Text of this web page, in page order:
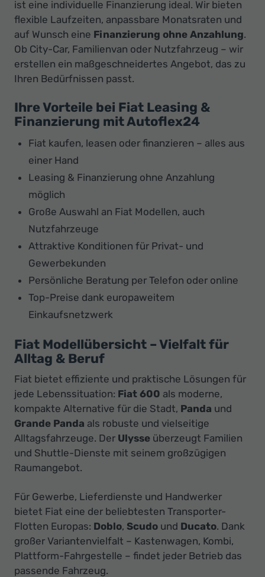
ist eine individuelle Finanzierung ideal. Wir bieten
flexible Laufzeiten, anpassbare Monatsraten und
auf Wunsch eine Finanzierung ohne Anzahlung.
Ob City-Car, Familienvan oder Nutzfahrzeug – wir
erstellen ein maßgeschneidertes Angebot, das zu
Ihren Bedürfnissen passt.
Ihre Vorteile bei Fiat Leasing &
Finanzierung mit Autoflex24
Fiat kaufen, leasen oder finanzieren – alles aus
einer Hand
Leasing & Finanzierung ohne Anzahlung
möglich
Große Auswahl an Fiat Modellen, auch
Nutzfahrzeuge
Attraktive Konditionen für Privat- und
Gewerbekunden
Persönliche Beratung per Telefon oder online
Top-Preise dank europaweitem
Einkaufsnetzwerk
Fiat Modellübersicht – Vielfalt für
Alltag & Beruf
Fiat bietet effiziente und praktische Lösungen für
jede Lebenssituation: Fiat 600 als moderne,
kompakte Alternative für die Stadt, Panda und
Grande Panda als robuste und vielseitige
Alltagsfahrzeuge. Der Ulysse überzeugt Familien
und Shuttle-Dienste mit seinem großzügigen
Raumangebot.
Für Gewerbe, Lieferdienste und Handwerker
bietet Fiat eine der beliebtesten Transporter-
Flotten Europas: Doblo, Scudo und Ducato. Dank
großer Variantenvielfalt – Kastenwagen, Kombi,
Plattform-Fahrgestelle – findet jeder Betrieb das
passende Fahrzeug.